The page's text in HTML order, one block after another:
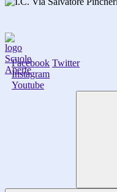
Facebook Twitter
Instagram
Youtube